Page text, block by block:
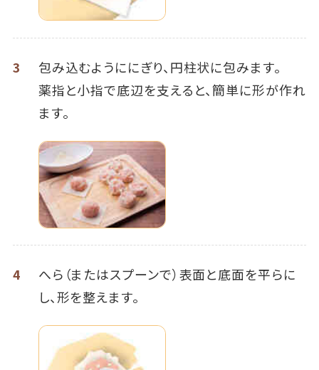
3
包み込むようににぎり、円柱状に包みます。
薬指と小指で底辺を支えると、簡単に形が作れ
ます。
4
へら（またはスプーンで）表面と底面を平らに
し、形を整えます。